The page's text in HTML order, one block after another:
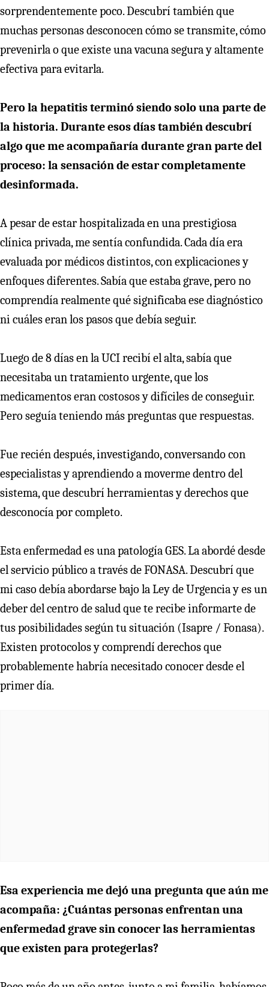
sorprendentemente poco. Descubrí también que
muchas personas desconocen cómo se transmite, cómo
prevenirla o que existe una vacuna segura y altamente
efectiva para evitarla.
Pero la hepatitis terminó siendo solo una parte de
la historia. Durante esos días también descubrí
algo que me acompañaría durante gran parte del
proceso: la sensación de estar completamente
desinformada.
A pesar de estar hospitalizada en una prestigiosa
clínica privada, me sentía confundida. Cada día era
evaluada por médicos distintos, con explicaciones y
enfoques diferentes. Sabía que estaba grave, pero no
comprendía realmente qué significaba ese diagnóstico
ni cuáles eran los pasos que debía seguir.
Luego de 8 días en la UCI recibí el alta, sabía que
necesitaba un tratamiento urgente, que los
medicamentos eran costosos y difíciles de conseguir.
Pero seguía teniendo más preguntas que respuestas.
Fue recién después, investigando, conversando con
especialistas y aprendiendo a moverme dentro del
sistema, que descubrí herramientas y derechos que
desconocía por completo.
Esta enfermedad es una patología GES. La abordé desde
el servicio público a través de FONASA. Descubrí que
mi caso debía abordarse bajo la Ley de Urgencia y es un
deber del centro de salud que te recibe informarte de
tus posibilidades según tu situación (Isapre / Fonasa).
Existen protocolos y comprendí derechos que
probablemente habría necesitado conocer desde el
primer día.
Esa experiencia me dejó una pregunta que aún me
acompaña: ¿Cuántas personas enfrentan una
enfermedad grave sin conocer las herramientas
que existen para protegerlas?